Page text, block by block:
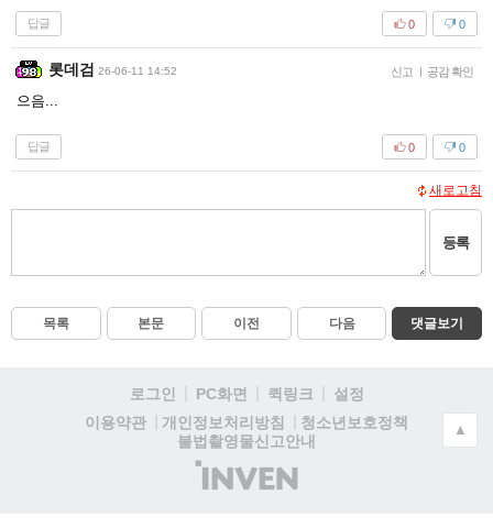
답글 0
0
롯데검 26-06-11 14:52 신고 | 공감 확인
으음...
답글 0
0
새로고침
등록
목록 본문 이전 다음 댓글보기
로그인 PC화면 퀵링크
설정
이용약관
개인정보처리방침
청소년보호정책
불법촬영물신고안내
(주)
인
▲